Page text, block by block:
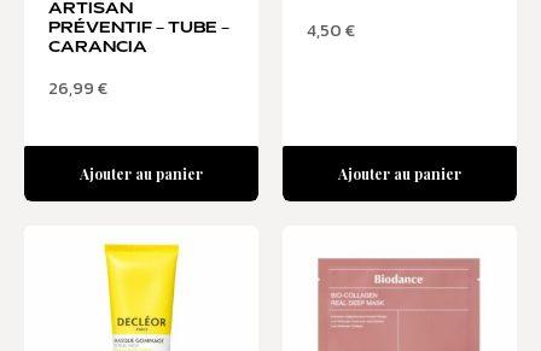
ARTISAN
PRÉVENTIF – TUBE –
CARANCIA
26,99€
Ajouter au panier
4,50€
Ajouter au panier